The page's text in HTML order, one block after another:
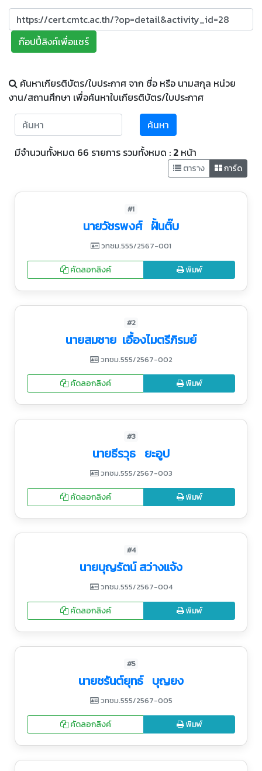
ก๊อปปี้ลิงค์เพื่อแชร์
ค้นหาเกียรติบัตร/ใบประกาศ จาก ชื่อ หรือ นามสกุล หน่วย
งาน/สถานศึกษา เพื่อค้นหาใบเกียรติบัตร/ใบประกาศ
ค้นหา
มีจำนวนทั้งหมด 66 รายการ รวมทั้งหมด : 2 หน้า
ตาราง การ์ด
#1
นายวัชรพงศ์ ฝั้นติ๊บ
วทชม.555/2567-001
คัดลอกลิงค์ พิมพ์
#2
นายสมชาย เอื้องไมตรีภิรมย์
วทชม.555/2567-002
คัดลอกลิงค์ พิมพ์
#3
นายธีรวุธ ยะอูป
วทชม.555/2567-003
คัดลอกลิงค์ พิมพ์
#4
นายบุญรัตน์ สว่างแจ้ง
วทชม.555/2567-004
คัดลอกลิงค์ พิมพ์
#5
นายชรันต์ยุทธ์ บุญยง
วทชม.555/2567-005
คัดลอกลิงค์ พิมพ์